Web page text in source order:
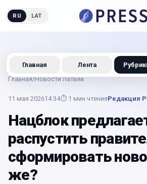
RU LAT
Главная/Новости Латвии
11 мая 202614:34⏱ 1 мин чтенияРедакция
Нацблок
распустить
сформировать
же?
Главная Лента